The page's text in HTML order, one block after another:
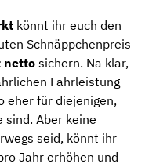
könnt ihr euch den
Schnäppchenpreis
netto sichern. Na klar,
Fahrleistung
eher für diejenigen,
sind. Aber keine
seid, könnt ihr
Jahr erhöhen und